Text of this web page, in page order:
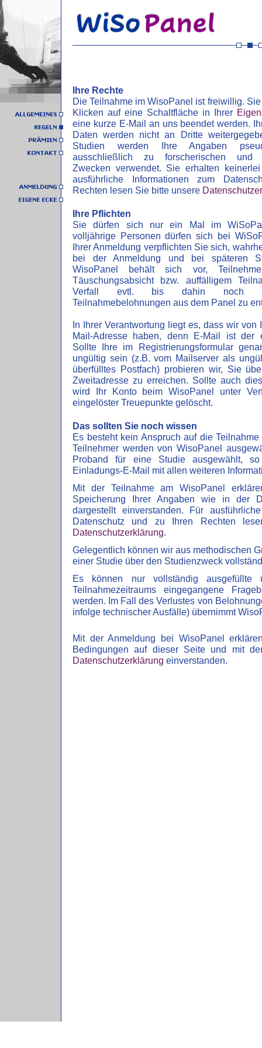
Ihre Rechte
Die Teilnahme im WisoPanel ist freiwillig.
Klicken auf eine Schaltfläche in Ihrer
eine kurze E-Mail an uns beendet werden.
Daten werden nicht an Dritte
Studien werden Ihre Angaben
ausschließlich zu forscherischen und
Zwecken verwendet. Sie erhalten
ausführliche Informationen zum
Rechten lesen Sie bitte unsere
Ihre Pflichten
Sie dürfen sich nur ein Mal im
volljährige Personen dürfen sich bei
Ihrer Anmeldung verpflichten Sie sich,
bei der Anmeldung und bei späteren
WisoPanel behält sich vor,
Täuschungsabsicht bzw. auffälligem
Verfall evtl. bis dahin noch
Teilnahmebelohnungen aus dem Panel zu
In Ihrer Verantwortung liegt es, dass wir von
Mail-Adresse haben, denn E-Mail ist der
Sollte Ihre im Registrierungsformular
ungültig sein (z.B. vom Mailserver als
überfülltes Postfach) probieren wir, Sie
Zweitadresse zu erreichen. Sollte auch
wird Ihr Konto beim WisoPanel unter
eingelöster Treuepunkte gelöscht.
Das sollten Sie noch wissen
Es besteht kein Anspruch auf die
Teilnehmer werden von WisoPanel
Proband für eine Studie ausgewählt,
Einladungs-E-Mail mit allen weiteren
Mit der Teilnahme am WisoPanel
Speicherung Ihrer Angaben wie in der
dargestellt einverstanden. Für
Datenschutz und zu Ihren Rechten
Datenschutzerklärung.
Gelegentlich können wir aus methodischen
einer Studie über den Studienzweck
Es können nur vollständig ausgefüllte
Teilnahmezeitraums eingegangene
werden. Im Fall des Verlustes von
infolge technischer Ausfälle) übernimmt
Mit der Anmeldung bei WisoPanel
Bedingungen auf dieser Seite und mit
Datenschutzerklärung einverstanden.